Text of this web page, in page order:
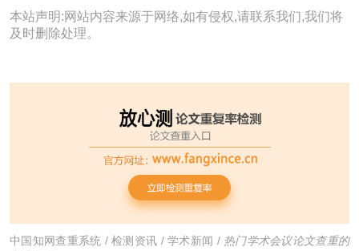
本站声明:网站内容来源于网络,如有侵权,请联系我们,我们将
及时删除处理。
中国知网查重系统 /检测资讯 / 学术新闻 / 热门学术会议论文查重的